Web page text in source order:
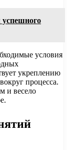
условия
укреплению
процесса.
и весело